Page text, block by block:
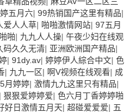
五月六| 99热销国产这里有精品|
爱人人草| 啪啪激情网站| 97五月
啪| 九九人人操| 午夜少妇在线观
码久久无清| 亚洲欧洲国产精品|
| 91dy.av| 婷婷伊人綜合中文| 色
| 九九一区| 啊V视频在线观看| 成
月婷婷| 激情九九这里只有精品|
| 狠狠爱婷婷爱| 色六月丁香婷婷啪
好日激情五月天| 超碰爱爱爱| 五